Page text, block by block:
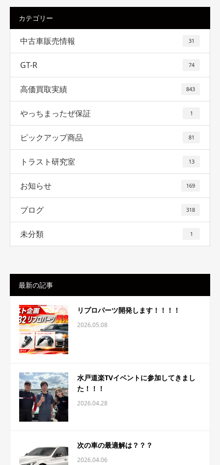
カテゴリー
中古車販売情報 31
GT-R 74
高価買取実績 843
やっちまったぜ保証 1
ピックアップ商品 81
トラスト研究室 13
お知らせ 169
ブログ 318
未分類 1
最新の記事
リプロパーツ開発します！！！！
2026.05.08
水戸道楽TVイベントに参加してきまし
た！！！
2026.04.28
次の車の最適解は？？？
2026.04.06